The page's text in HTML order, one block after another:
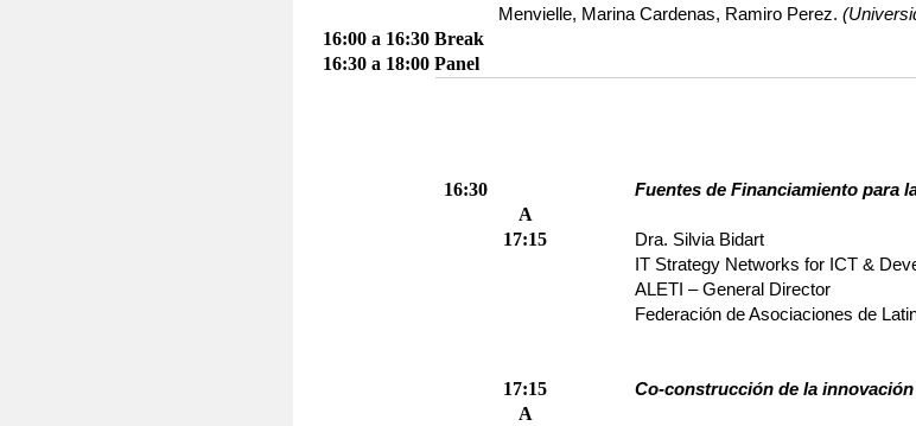
Menvielle, Marina Cardenas, Ramiro Perez.
16:00 a 16:30 Break
16:30 a 18:00 Panel
16:30
A
17:15
Fuentes de Financiamiento para
Dra. Silvia Bidart
IT Strategy Networks for ICT &
ALETI – General Director
Federación de Asociaciones de
17:15
A
Co-construcción de la